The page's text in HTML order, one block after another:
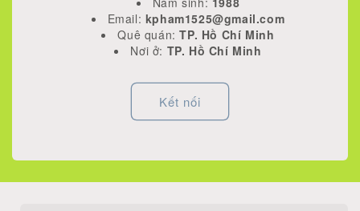
Email: kpham1525@gmail.com
Quê quán:TP. Hồ Chí Minh
Nơi ở: TP. Hồ Chí Minh
Kết nối